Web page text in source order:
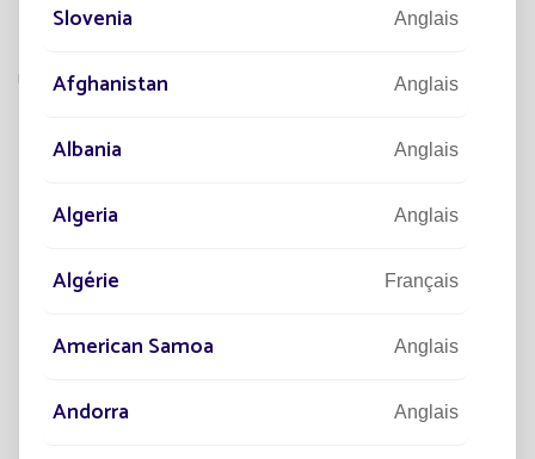
Nemours démontre qu’il est possible de conjuguer
retour sur investissement rapide et visible.
DÉCOUVRIR
Slovenia Anglais
Afghanistan Anglais
Albania Anglais
Algeria Anglais
Algérie Français
American Samoa Anglais
Andorra Anglais